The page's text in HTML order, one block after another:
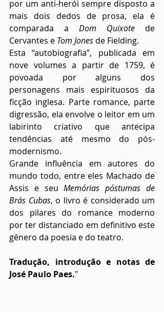
por um anti-herói sempre disposto a
mais dois dedos de prosa, ela é
comparada a Dom Quixote de
Cervantes e Tom Jones de Fielding.
Esta “autobiografia”, publicada em
nove volumes a partir de 1759, é
povoada por alguns dos
personagens mais espirituosos da
ficção inglesa. Parte romance, parte
digressão, ela envolve o leitor em um
labirinto criativo que antecipa
tendências até mesmo do pós-
modernismo.
Grande influência em autores do
mundo todo, entre eles Machado de
Assis e seu Memórias póstumas de
Brás Cubas, o livro é considerado um
dos pilares do romance moderno
por ter distanciado em definitivo este
gênero da poesia e do teatro.
Tradução, introdução e notas de
José Paulo Paes."